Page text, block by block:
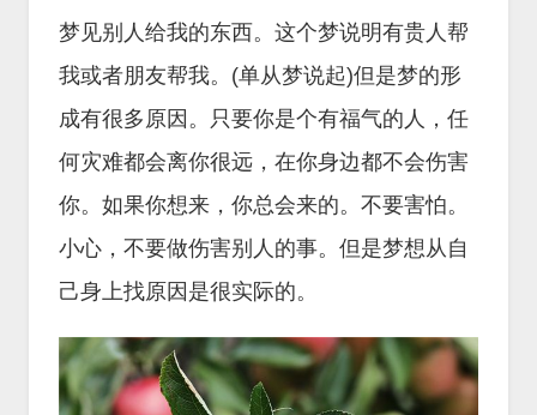
梦见别人给我的东西。这个梦说明有贵人帮
我或者朋友帮我。(单从梦说起)但是梦的形
成有很多原因。只要你是个有福气的人，任
何灾难都会离你很远，在你身边都不会伤害
你。如果你想来，你总会来的。不要害怕。
小心，不要做伤害别人的事。但是梦想从自
己身上找原因是很实际的。